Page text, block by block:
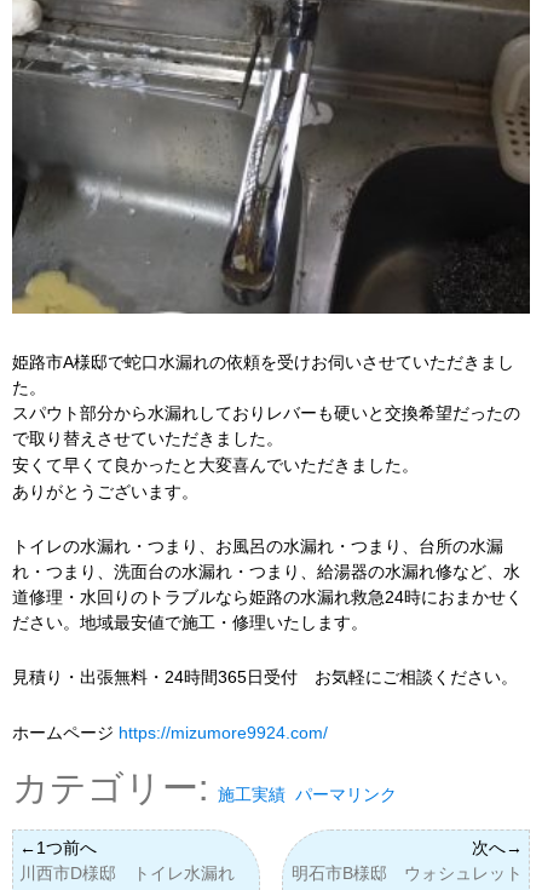
姫路市A様邸で蛇口水漏れの依頼を受けお伺いさせていただきまし
た。
スパウト部分から水漏れしておりレバーも硬いと交換希望だったの
で取り替えさせていただきました。
安くて早くて良かったと大変喜んでいただきました。
ありがとうございます。
トイレの水漏れ・つまり、お風呂の水漏れ・つまり、台所の水漏
れ・つまり、洗面台の水漏れ・つまり、給湯器の水漏れ修など、水
道修理・水回りのトラブルなら姫路の水漏れ救急24時におまかせく
ださい。地域最安値で施工・修理いたします。
見積り・出張無料・24時間365日受付 お気軽にご相談ください。
ホームページ https://mizumore9924.com/
カテゴリー: 施工実績 パーマリンク
川西市D様邸 トイレ水漏れ 明石市B様邸 ウォシュレット